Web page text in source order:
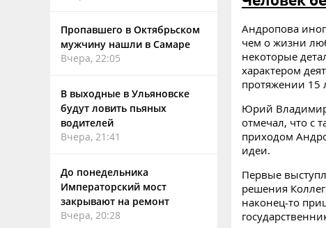
Пропавшего в Октябрьском
мужчину нашли в Самаре
Вчера, 22:05
В выходные в Ульяновске
будут ловить пьяных
водителей
Вчера, 21:41
До понедельника
Императорский мост
закрывают на ремонт
Вчера, 20:28
Андропова
чем о жизни
некоторые
характером
протяжении 15
Юрий
отмечал, что с
приходом
идеи.
Первые
решения
наконец-то